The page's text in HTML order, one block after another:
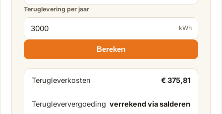
Teruglevering per jaar
kWh
Bereken
Terugleverkosten € 375,81
Terugleververgoeding verrekend via salderen